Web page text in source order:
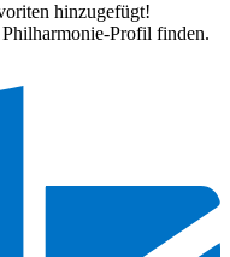
hinzugefügt!
Profil finden.